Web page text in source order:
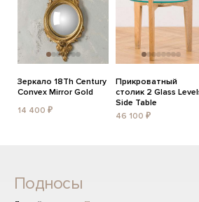
Зеркало 18Th Century
Convex Mirror Gold
14 400 ₽
Прикроватный
столик 2 Glass
Side Table
46 100 ₽
Подносы